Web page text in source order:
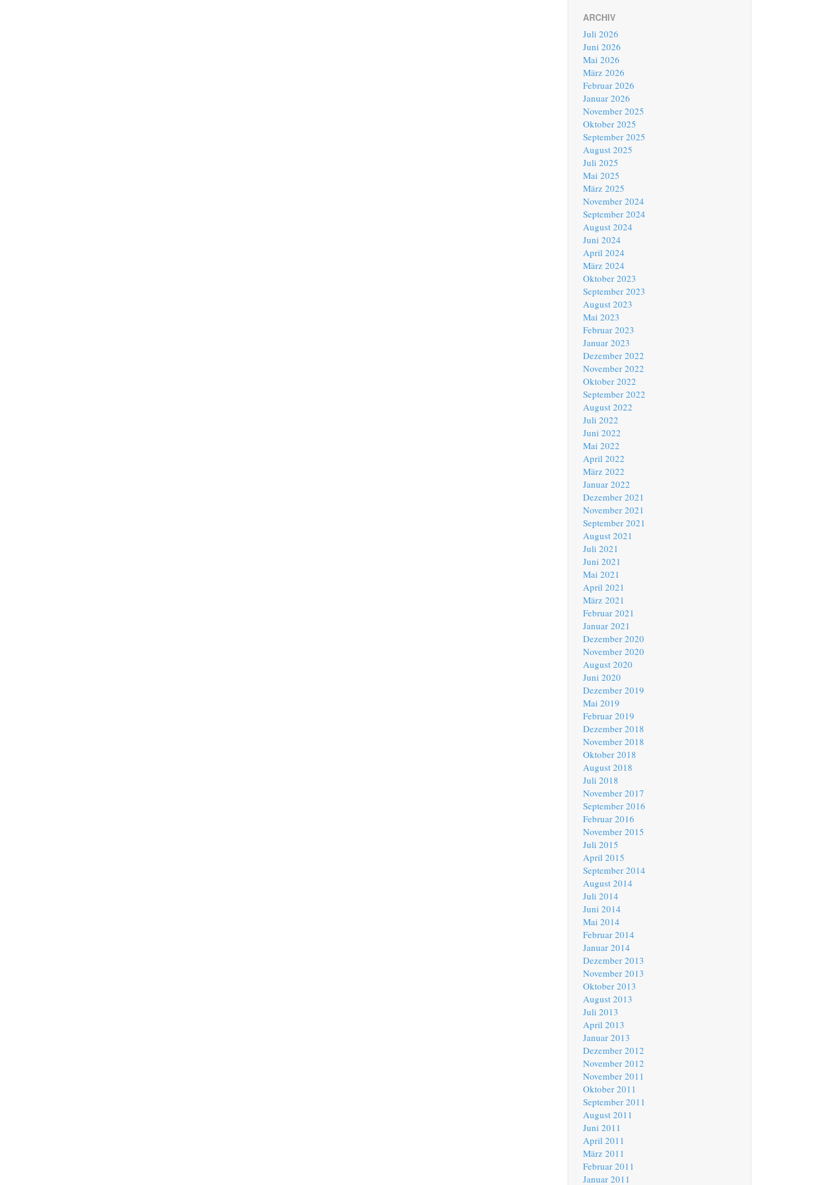
ARCHIV
Juli 2026
Juni 2026
Mai 2026
März 2026
Februar 2026
Januar 2026
November 2025
Oktober 2025
September 2025
August 2025
Juli 2025
Mai 2025
März 2025
November 2024
September 2024
August 2024
Juni 2024
April 2024
März 2024
Oktober 2023
September 2023
August 2023
Mai 2023
Februar 2023
Januar 2023
Dezember 2022
November 2022
Oktober 2022
September 2022
August 2022
Juli 2022
Juni 2022
Mai 2022
April 2022
März 2022
Januar 2022
Dezember 2021
November 2021
September 2021
August 2021
Juli 2021
Juni 2021
Mai 2021
April 2021
März 2021
Februar 2021
Januar 2021
Dezember 2020
November 2020
August 2020
Juni 2020
Dezember 2019
Mai 2019
Februar 2019
Dezember 2018
November 2018
Oktober 2018
August 2018
Juli 2018
November 2017
September 2016
Februar 2016
November 2015
Juli 2015
April 2015
September 2014
August 2014
Juli 2014
Juni 2014
Mai 2014
Februar 2014
Januar 2014
Dezember 2013
November 2013
Oktober 2013
August 2013
Juli 2013
April 2013
Januar 2013
Dezember 2012
November 2012
November 2011
Oktober 2011
September 2011
August 2011
Juni 2011
April 2011
März 2011
Februar 2011
Januar 2011